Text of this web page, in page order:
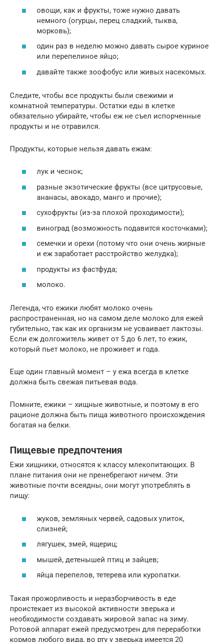
овощи, как и фрукты, тоже нужно давать
немного (огурцы, перец сладкий, тыква,
морковь);
один раз в неделю можно давать сырое куриное
или перепелиное яйцо;
давайте также зоофобус или живых насекомых.
Следите, чтобы все продукты были свежими и
комнатной температуры. Остатки еды в клетке
обязательно убирайте, чтобы еж не съел испорченные
продукты и не отравился.
Продукты, которые нельзя давать ежам:
лук и чеснок;
разные экзотические фрукты (все цитрусовые,
ананасы, авокадо, манго и прочие);
сухофрукты (из-за плохой проходимости);
виноград (возможность подавится косточками);
семечки и орехи (потому что они очень жирные
и еж заработает расстройство желудка);
продукты из фастфуда;
молоко.
Легенда, что ежики любят молоко очень
распространенная, но на самом деле молоко для ежей
губительно, так как их организм не усваивает лактозы.
Если еж долгожитель живет от 5 до 6 лет, то ежик,
который пьет молоко, не проживет и года.
Еще один главный момент – у ежа всегда в клетке
должна быть свежая питьевая вода.
Помните, ежики – хищные животные, и поэтому в его
рационе должна быть пища животного происхождения
богатая на белки.
Пищевые предпочтения
Ежи хищники, относятся к классу млекопитающих. В
плане питания они не пренебрегают ничем. Эти
животные почти всеядны, они могут употреблять в
пищу:
жуков, земляных червей, садовых улиток,
слизней;
лягушек, змей, ящериц;
мышей, детенышей птиц и зайцев;
яйца перепелов, тетерева или куропатки.
Такая прожорливость и неразборчивость в еде
проистекает из высокой активности зверька и
необходимости создавать жировой запас на зиму.
Ротовой аппарат ежей предусмотрен для переработки
кормов любого вида, во рту у зверька имеется 20